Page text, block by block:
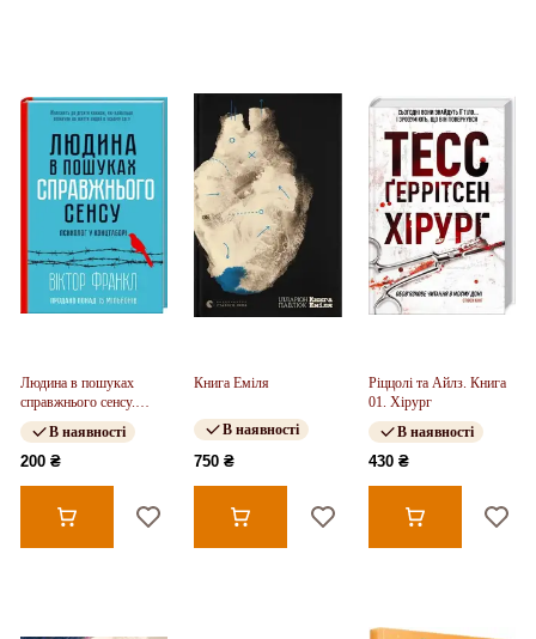
Людина в пошуках
справжнього сенсу.
Психолог у концтаборі
В наявності
200 ₴
Книга Еміля
В наявності
750 ₴
Ріццолі та Айлз. Книга
01. Хірург
В наявності
430 ₴